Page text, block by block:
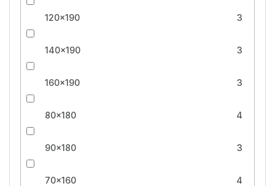
120x190 3
140x190 3
160x190 3
80x180 4
90x180 3
70x160 4